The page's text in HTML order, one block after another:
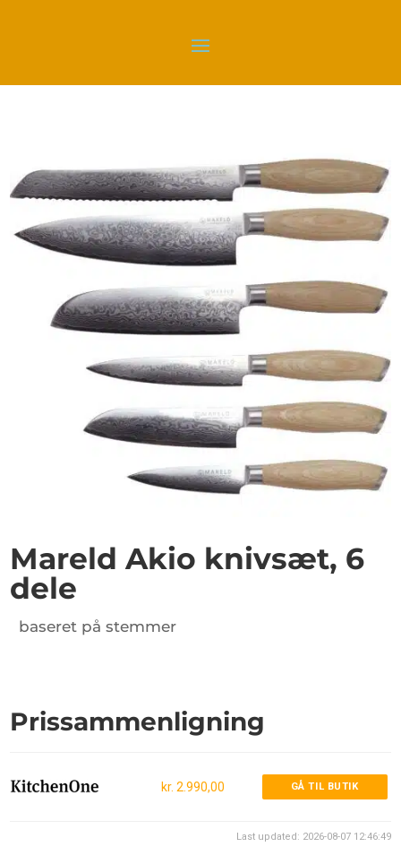
Mareld Akio knivsæt, 6
dele
baseret på stemmer
Prissammenligning
kr. 2.990,00 GÅ TIL BUTIK
Last updated: 2026-08-07 12:46:49